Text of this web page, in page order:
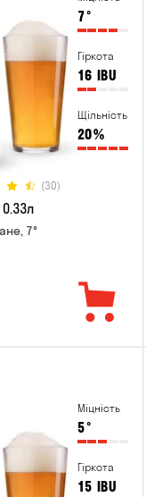
7°
Гіркота
16 IBU
Щільність
20%
(30)
7°
Міцність
5°
Гіркота
15 IBU